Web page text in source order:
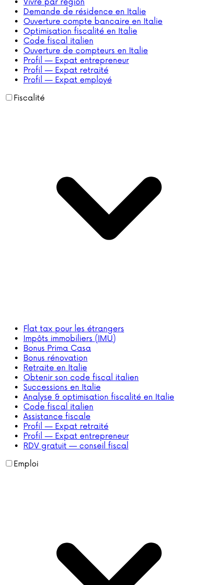
Vivre par région
Demande de résidence en Italie
Ouverture compte bancaire en Italie
Optimisation fiscalité en Italie
Code fiscal italien
Ouverture de compteurs en Italie
Profil — Expat entrepreneur
Profil — Expat retraité
Profil — Expat employé
Fiscalité
Flat tax pour les étrangers
Impôts immobiliers (IMU)
Bonus Prima Casa
Bonus rénovation
Retraite en Italie
Obtenir son code fiscal italien
Successions en Italie
Analyse & optimisation fiscalité en Italie
Code fiscal italien
Assistance fiscale
Profil — Expat retraité
Profil — Expat entrepreneur
RDV gratuit — conseil fiscal
Emploi